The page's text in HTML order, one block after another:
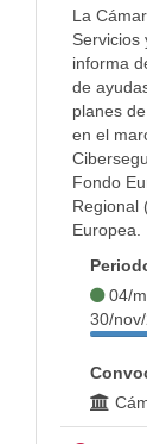
La
Servicios
informa
de
planes
en el
Fondo
Regional
Europea.
04/
30/